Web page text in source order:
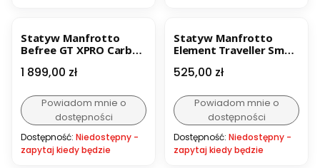
Statyw Manfrotto
Befree GT XPRO Carbon
MKBFRC4GTXP-BH
Cena
1 899,00 zł
Powiadom mnie o
dostępności
Dostępność: Niedostępny -
zapytaj kiedy będzie
Statyw Manfrotto
Element Traveller Small
Cena
525,00 zł
Powiadom mnie o
dostępności
Dostępność: Niedostępny -
zapytaj kiedy będzie